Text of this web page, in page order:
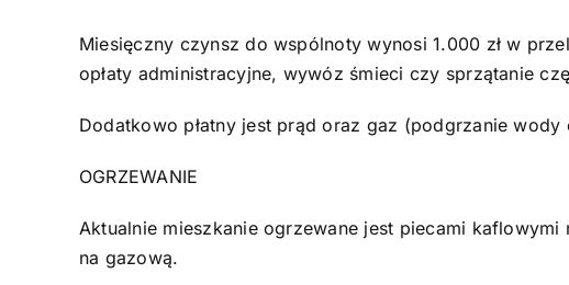
Miesięczny czynsz do wspólnoty wynosi 1.000 zł w
opłaty administracyjne, wywóz śmieci czy sprzątanie
Dodatkowo płatny jest prąd oraz gaz (podgrzanie
OGRZEWANIE
Aktualnie mieszkanie ogrzewane jest piecami
na gazową.